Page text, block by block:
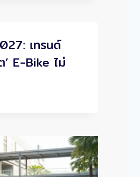
เทรนด์
’ E-Bike ไม่